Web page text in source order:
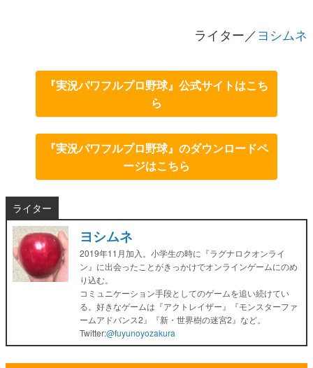
ライター／ヨシムネ
『実況パワフルプロ野球』公式サイトはこち
ら
『実況パワフルプロ野球』のダウンロードペ
ージはこちら
ライター
ヨシムネ
2019年11月加入。小学生の時に『ラグナロクオンライ
ン』に出会ったことがきっかけでオンラインゲームにのめ
り込む。
コミュニケーション手段としてのゲームを追い続けてい
る。好きなゲームは『アクトレイザー』『モンスターファ
ームアドバンス2』『新・世界樹の迷宮2』など。
Twitter:@fuyunoyozakura